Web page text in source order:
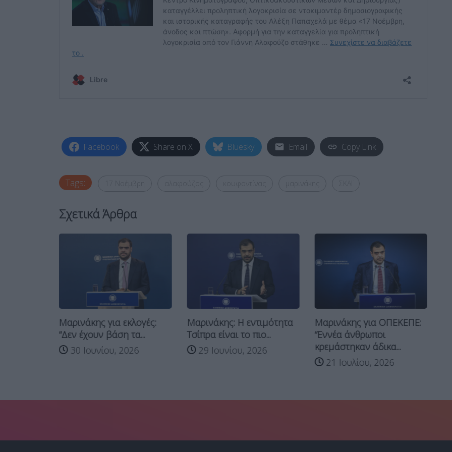
Facebook Share on X Bluesky Email Copy Link
Tags:
Σχετικά Άρθρα
Μαρινάκης για εκλογές:
“Δεν έχουν βάση τα...
30 Ιουνίου, 2026
Μαρινάκης: Η εντιμότητα
Τσίπρα είναι το πιο...
29 Ιουνίου, 2026
Μαρινάκης για ΟΠΕΚΕΠΕ:
“Εννέα άνθρωποι
κρεμάστηκαν άδικα...
21 Ιουλίου, 2026